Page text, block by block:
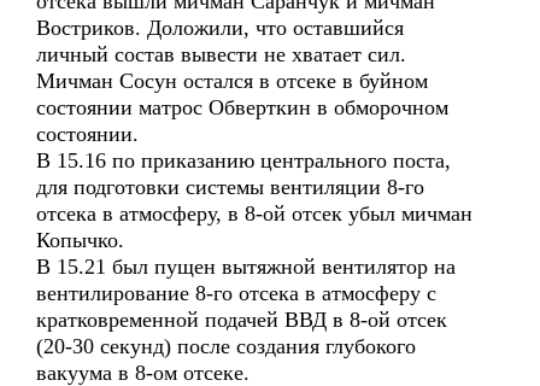
Востриков. Доложили, что оставшийся
личный состав вывести не хватает сил.
Мичман Сосун остался в отсеке в буйном
состоянии матрос Обверткин в обморочном
состоянии.
В 15.16 по приказанию центрального поста,
для подготовки системы вентиляции 8-го
отсека в атмосферу, в 8-ой отсек убыл мичман
Копычко.
В 15.21 был пущен вытяжной вентилятор на
вентилирование 8-го отсека в атмосферу с
кратковременной подачей ВВД в 8-ой отсек
(20-30 секунд) после создания глубокого
вакуума в 8-ом отсеке.